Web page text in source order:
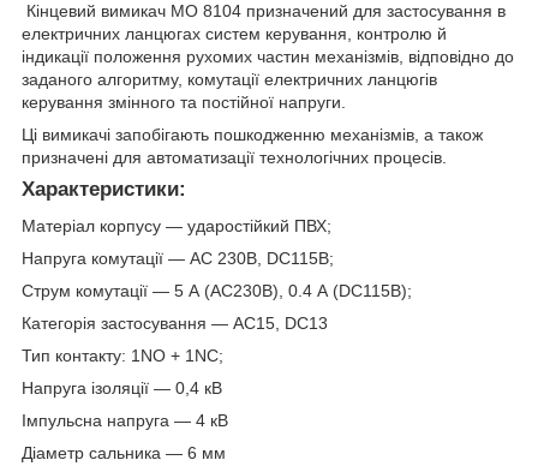
Кінцевий вимикач МО 8104 призначений для застосування в
електричних ланцюгах систем керування, контролю й
індикації положення рухомих частин механізмів, відповідно до
заданого алгоритму, комутації електричних ланцюгів
керування змінного та постійної напруги.
Ці вимикачі запобігають пошкодженню механізмів, а також
призначені для автоматизації технологічних процесів.
Характеристики:
Матеріал корпусу — ударостійкий ПВХ;
Напруга комутації — АС 230B, DC115B;
Струм комутації — 5 А (AC230B), 0.4 А (DС115В);
Категорія застосування — АС15, DC13
Тип контакту: 1NO + 1NC;
Напруга ізоляції — 0,4 кВ
Імпульсна напруга — 4 кВ
Діаметр сальника — 6 мм